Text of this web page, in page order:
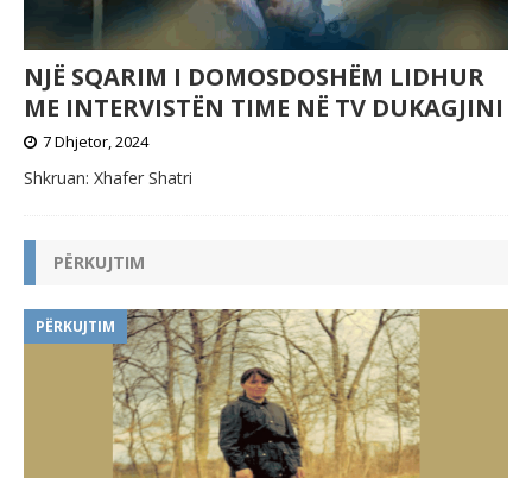
NJË SQARIM I DOMOSDOSHËM LIDHUR
ME INTERVISTËN TIME NË TV DUKAGJINI
7 Dhjetor, 2024
Shkruan: Xhafer Shatri
PËRKUJTIM
PËRKUJTIM